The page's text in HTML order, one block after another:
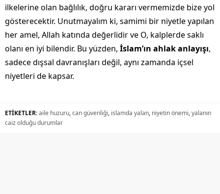
ilkelerine olan bağlılık, doğru kararı vermemizde bize yol
gösterecektir. Unutmayalım ki, samimi bir niyetle yapılan
her amel, Allah katında değerlidir ve O, kalplerde saklı
olanı en iyi bilendir. Bu yüzden, İslam’ın ahlak anlayışı,
sadece dışsal davranışları değil, aynı zamanda içsel
niyetleri de kapsar.
ETİKETLER:aile huzuru,can güvenliği, islamda yalan, niyetin önemi,yalanın
caiz olduğu durumlar